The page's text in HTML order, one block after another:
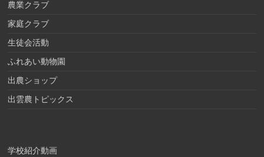
農業クラブ
家庭クラブ
生徒会活動
ふれあい動物園
出農ショップ
出雲農トピックス
学校紹介動画